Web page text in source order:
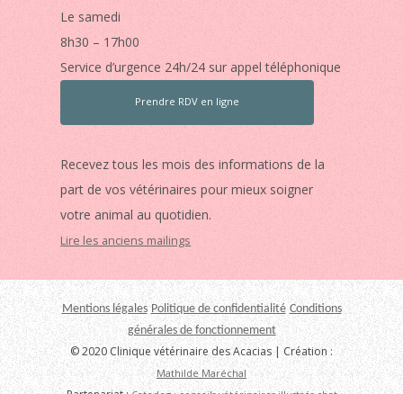
Le samedi
8h30 – 17h00
Service d’urgence 24h/24 sur appel téléphonique
Prendre RDV en ligne
Recevez tous les mois des informations de la
part de vos vétérinaires pour mieux soigner
votre animal au quotidien.
Lire les anciens mailings
Mentions légales Politique de confidentialité Conditions
générales de fonctionnement
© 2020 Clinique vétérinaire des Acacias | Création :
Mathilde Maréchal